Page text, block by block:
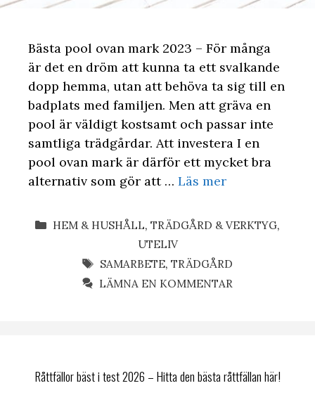
Bästa pool ovan mark 2023 – För många
är det en dröm att kunna ta ett svalkande
dopp hemma, utan att behöva ta sig till en
badplats med familjen. Men att gräva en
pool är väldigt kostsamt och passar inte
samtliga trädgårdar. Att investera I en
pool ovan mark är därför ett mycket bra
alternativ som gör att … Läs mer
KATEGORIER
HEM & HUSHÅLL, TRÄDGÅRD & VERKTYG,
UTELIV
ETIKETTER
SAMARBETE, TRÄDGÅRD
LÄMNA EN KOMMENTAR
Råttfällor bäst i test 2026 – Hitta den bästa råttfällan här!